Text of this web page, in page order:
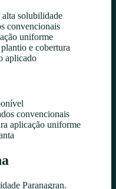
solubilidade
convencionais
uniforme
e cobertura
aplicado
convencionais
aplicação uniforme
Paranagran.